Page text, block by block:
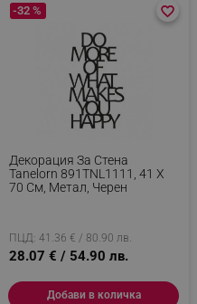
Декорация За Стена
Tanelorn 891TNL1111, 41 X
70 См, Метал, Черен
-32 %
ПЦД: 41.36 € / 80.90 лв.
28.07 € / 54.90 лв.
favorite_border
favorite_border
Добави в количка